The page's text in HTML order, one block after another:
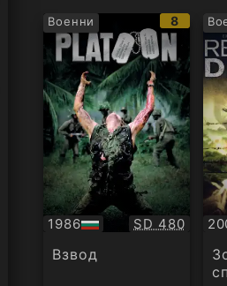
Военни
IMDb
8
1986
БГ
аудио
Качество:
SD 480
Взвод
БГ